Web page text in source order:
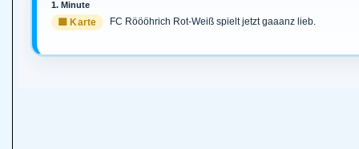
1. Minute
🟨 Karte FC Röööhrich Rot-Weiß spielt jetzt gaaanz lieb.